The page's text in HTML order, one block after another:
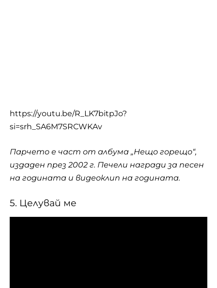
https://youtu.be/R_LK7bitpJo?
si=srh_SA6M7SRCWKAv
Парчето е част от албума „Нещо горещо“,
издаден през 2002 г. Печели награди за песен
на годината и видеоклип на годината.
5. Целувай ме